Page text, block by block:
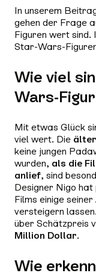
In unserem
gehen der Frage
Figuren wert sind.
Star-Wars-
Wie viel
Wars-
Mit etwas Glück
viel wert. Die
keine jungen
wurden, als die
anlief, sind
Designer Nigo
Films einige
versteigern
über Schätzpreis
Million Dollar.
Wie